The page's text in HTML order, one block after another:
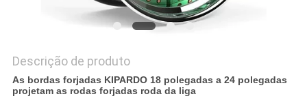
Descrição de produto
As bordas forjadas KIPARDO 18 polegadas a 24 polegadas
projetam as rodas forjadas roda da liga